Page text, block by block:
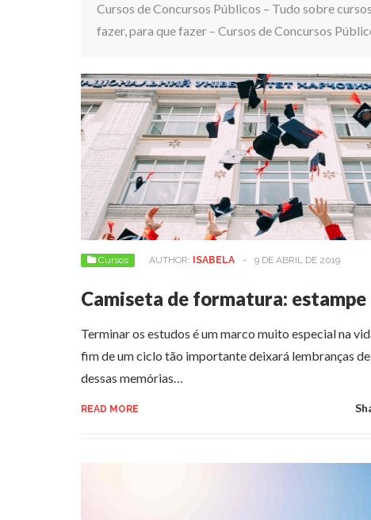
Cursos de Concursos Públicos – Tudo sobre
fazer, para que fazer – Cursos de Concursos
Cursos AUTHOR: ISABELA - 9 DE ABRIL DE 2019
Camiseta de formatura: estampe
Terminar os estudos é um marco muito especial na
fim de um ciclo tão importante deixará lembranças de
dessas memórias…
READ MORE